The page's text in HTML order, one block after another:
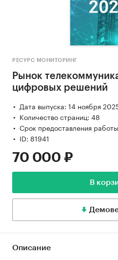
РЕСУРС МОНИТОРИНГ
Рынок
цифровых решений
Дата выпуска: 14 ноября
Количество страниц: 48
Срок предоставления
ID: 81941
70 000 ₽
В
Описание